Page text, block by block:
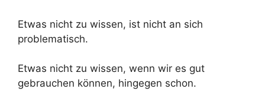
Etwas nicht zu wissen, ist nicht an sich
problematisch.
Etwas nicht zu wissen, wenn wir es gut
gebrauchen können, hingegen schon.